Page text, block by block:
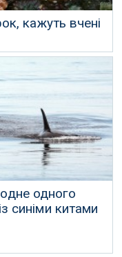
кажуть вчені
одного
синіми китами